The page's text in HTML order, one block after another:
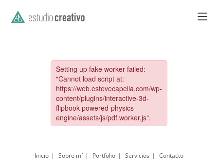
Inicio Sobre mí Portfolio Servicios Contacto